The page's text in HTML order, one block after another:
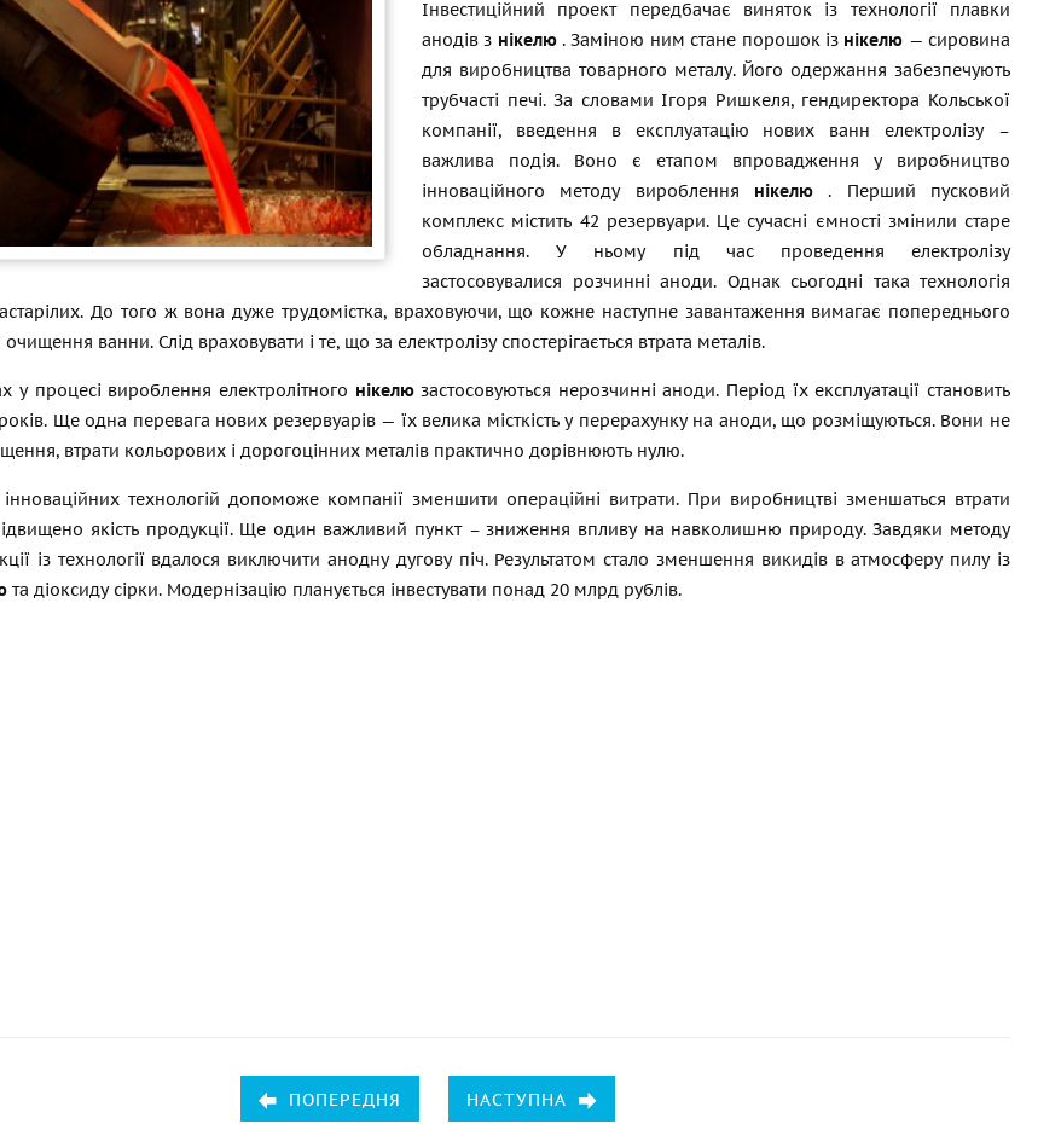
Інвестиційний проект передбачає виняток із технології плавки
анодів з нікелю. Заміною ним стане порошок із нікелю — сировина
для виробництва товарного металу. Його одержання забезпечують
трубчасті печі. За словами Ігоря Ришкеля, гендиректора Кольської
компанії, введення в експлуатацію нових ванн електролізу –
важлива подія. Воно є етапом впровадження у виробництво
інноваційного методу вироблення нікелю . Перший пусковий
комплекс містить 42 резервуари. Це сучасні ємності змінили старе
обладнання. У ньому під час проведення електролізу
застосовувалися розчинні аноди. Однак сьогодні така технологія
До того ж вона дуже трудомістка, враховуючи, що кожне наступне завантаження вимагає попереднього
ванни. Слід враховувати і те, що за електролізу спостерігається втрата металів.
у процесі вироблення електролітного нікелюзастосовуються нерозчинні аноди. Період їх експлуатації становить
Ще одна перевага нових резервуарів — їх велика місткість у перерахунку на аноди, що розміщуються. Вони не
втрати кольорових і дорогоцінних металів практично дорівнюють нулю.
технологій допоможе компанії зменшити операційні витрати. При виробництві зменшаться втрати
якість продукції. Ще один важливий пункт – зниження впливу на навколишню природу. Завдяки методу
із технології вдалося виключити анодну дугову піч. Результатом стало зменшення викидів в атмосферу пилу із
та діоксиду сірки. Модернізацію планується інвестувати понад 20 млрд рублів.
ПОПЕРЕДНЯ НАСТУПНА